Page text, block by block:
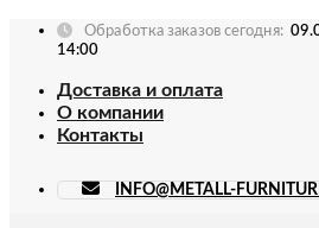
Skip
Обработка заказов сегодня:
14:00
Доставка и оплата
О компании
Контакты
INFO@METALL-